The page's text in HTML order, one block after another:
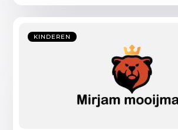
KINDEREN